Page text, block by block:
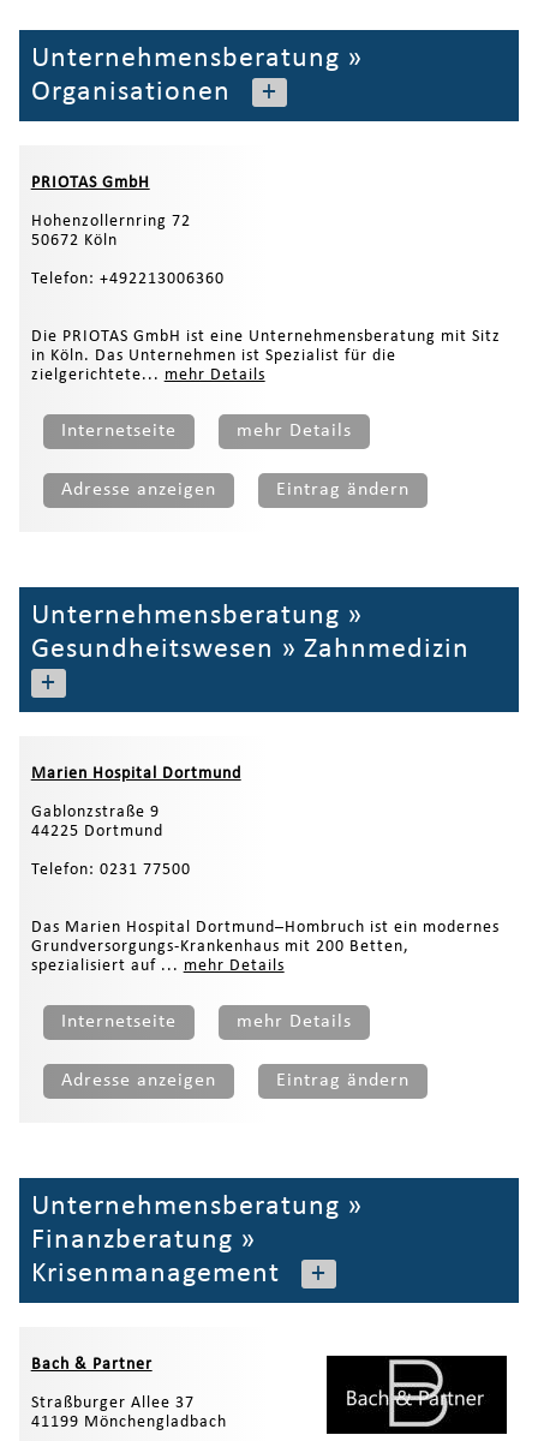
Unternehmensberatung »
Organisationen
+
PRIOTAS GmbH
Hohenzollernring 72
50672 Köln
Telefon: +492213006360
Die PRIOTAS GmbH ist eine Unternehmensberatung mit Sitz
in Köln. Das Unternehmen ist Spezialist für die
zielgerichtete... mehr Details
Internetseite mehr Details
Adresse anzeigen Eintrag ändern
Unternehmensberatung »
Gesundheitswesen » Zahnmedizin
+
Marien Hospital Dortmund
Gablonzstraße 9
44225 Dortmund
Telefon: 0231 77500
Das Marien Hospital Dortmund–Hombruch ist ein modernes
Grundversorgungs-Krankenhaus mit 200 Betten,
spezialisiert auf ... mehr Details
Internetseite mehr Details
Adresse anzeigen Eintrag ändern
Unternehmensberatung »
Finanzberatung »
Krisenmanagement
+
Bach & Partner
Straßburger Allee 37
41199 Mönchengladbach